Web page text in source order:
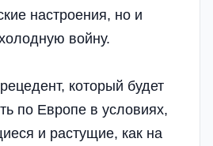
настроения, но и
войну.
который будет
по Европе в условиях,
и растущие, как на